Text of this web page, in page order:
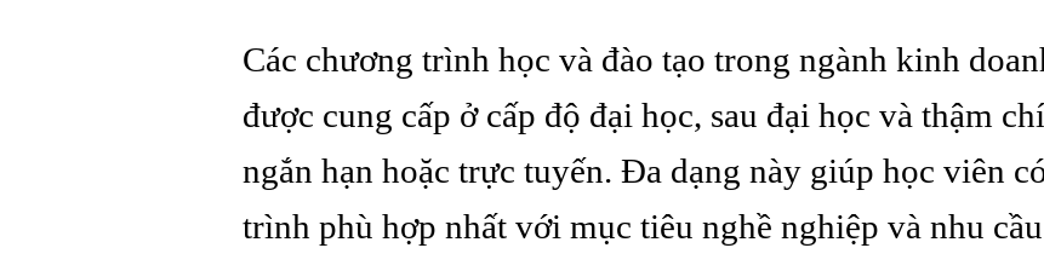
Các chương trình học và đào tạo trong ngành kinh
được cung cấp ở cấp độ đại học, sau đại học và thậm
ngắn hạn hoặc trực tuyến. Đa dạng này giúp học viên
trình phù hợp nhất với mục tiêu nghề nghiệp và nhu